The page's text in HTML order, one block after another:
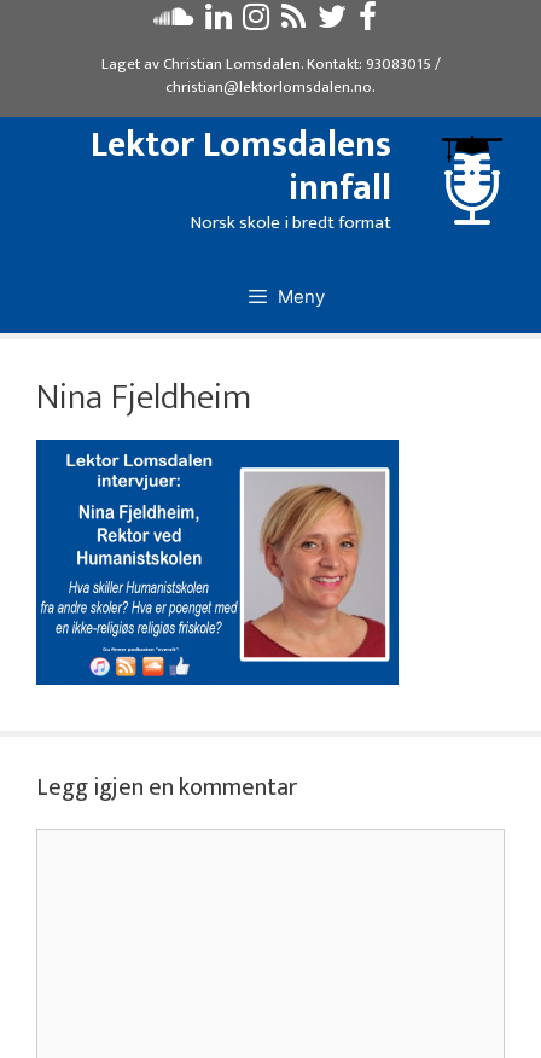
Laget avChristian Lomsdalen. Kontakt: 93083015/
christian@lektorlomsdalen.no.
Lektor Lomsdalens
innfall
Norsk skole i bredt format
Meny
Nina Fjeldheim
Legg igjen en kommentar